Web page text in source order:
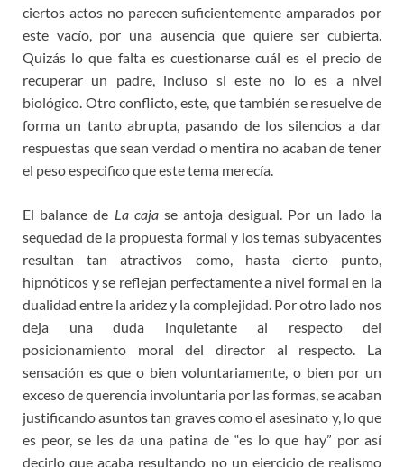
ciertos actos no parecen suficientemente amparados por
este vacío, por una ausencia que quiere ser cubierta.
Quizás lo que falta es cuestionarse cuál es el precio de
recuperar un padre, incluso si este no lo es a nivel
biológico. Otro conflicto, este, que también se resuelve de
forma un tanto abrupta, pasando de los silencios a dar
respuestas que sean verdad o mentira no acaban de tener
el peso especifico que este tema merecía.
El balance de La cajase antoja desigual. Por un lado la
sequedad de la propuesta formal y los temas subyacentes
resultan tan atractivos como, hasta cierto punto,
hipnóticos y se reflejan perfectamente a nivel formal en la
dualidad entre la aridez y la complejidad. Por otro lado nos
deja una duda inquietante al respecto del
posicionamiento moral del director al respecto. La
sensación es que o bien voluntariamente, o bien por un
exceso de querencia involuntaria por las formas, se acaban
justificando asuntos tan graves como el asesinato y, lo que
es peor, se les da una patina de “es lo que hay” por así
decirlo que acaba resultando no un ejercicio de realismo